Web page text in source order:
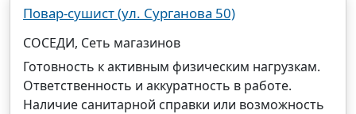
Повар-сушист (ул. Сурганова 50)
СОСЕДИ, Сеть магазинов
Готовность к активным физическим нагрузкам.
Ответственность и аккуратность в работе.
Наличие санитарной справки или возможность